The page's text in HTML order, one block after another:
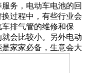
务，电动车电池的回
过程中，有些行业会
排气管的维修和保
会比较小。另外电动
家家必备，生意会大